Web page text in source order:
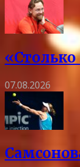
07.08.2026